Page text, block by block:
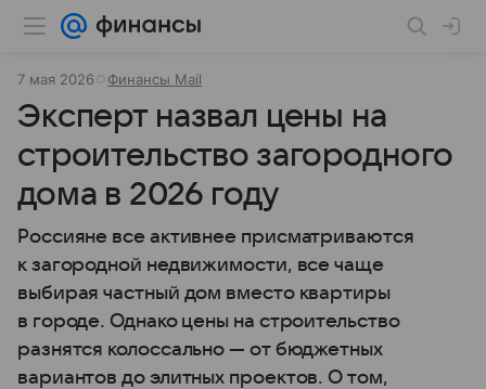
7 мая 2026 Финансы Mail
Эксперт назвал цены на
строительство загородного
дома в 2026 году
Россияне все активнее присматриваются
к загородной недвижимости, все чаще
выбирая частный дом вместо квартиры
в городе. Однако цены на строительство
разнятся колоссально — от бюджетных
вариантов до элитных проектов. О том,